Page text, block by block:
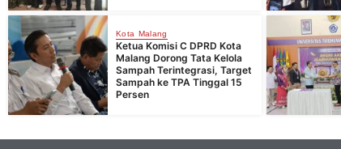
Kota Malang
Ketua Komisi C DPRD Kota
Malang Dorong Tata Kelola
Sampah Terintegrasi, Target
Sampah ke TPA Tinggal 15
Persen